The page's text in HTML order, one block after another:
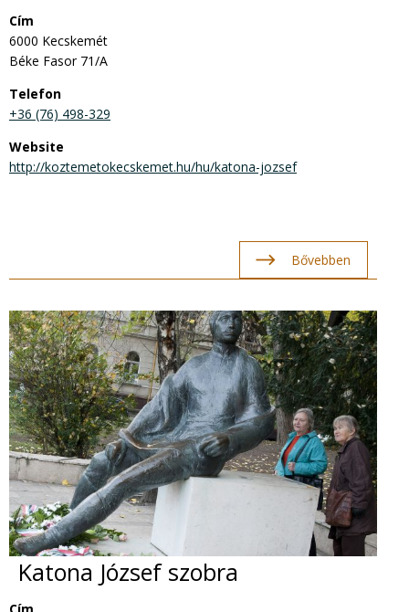
Cím
6000 Kecskemét
Béke Fasor 71/A
Telefon
+36 (76) 498-329
Website
http://koztemetokecskemet.hu/hu/katona-jozsef
Bővebben
Katona József szobra